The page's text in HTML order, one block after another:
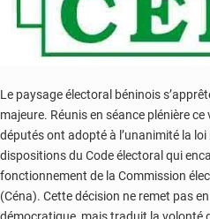
Le paysage électoral béninois
majeure. Réunis en séance plénière
députés ont adopté à l’unanimité la
dispositions du Code électoral qui
fonctionnement de la Commission
(Céna). Cette décision ne remet pas
démocratique, mais traduit la volonté